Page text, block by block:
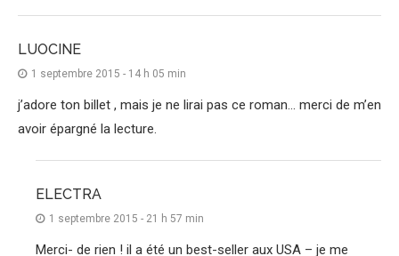
LUOCINE
1 septembre 2015 - 14 h 05 min
j’adore ton billet , mais je ne lirai pas ce roman… merci de m’en
avoir épargné la lecture.
ELECTRA
1 septembre 2015 - 21 h 57 min
Merci- de rien ! il a été un best-seller aux USA – je me